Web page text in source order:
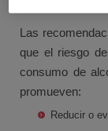
Las
que el riesgo
consumo de
promueven:
Reducir o